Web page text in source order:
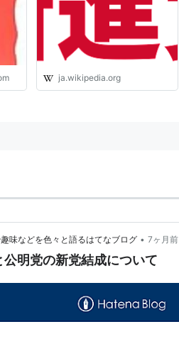
郎
ja.wikipedia.org
味などを色々と語るはてなブログ • 7ヶ月前
明党の新党結成について